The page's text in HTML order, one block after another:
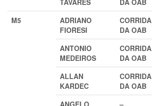
TAVARES
DA OAB
M5
ADRIANO
FIORESI
CORRIDA
DA OAB
ANTONIO
MEDEIROS
CORRIDA
DA OAB
ALLAN
KARDEC
CORRIDA
DA OAB